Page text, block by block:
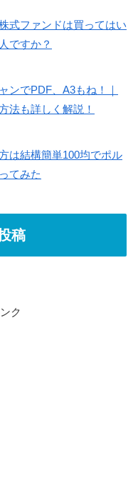
式ファンドは買ってはい
ですか？
ンでPDF、A3もね！｜
法も詳しく解説！
は結構簡単100均でポル
てみた
稿
ク